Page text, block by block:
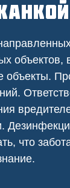
объекты.
что